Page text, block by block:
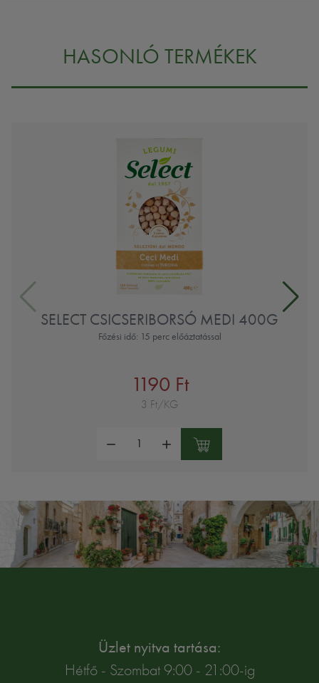
HASONLÓ TERMÉKEK
SELECT CSICSERIBORSÓ MEDI 400G
Főzési idő: 15 perc előáztatással
1190 Ft
3 Ft/KG
Üzlet nyitva tartása:
Hétfő - Szombat 9:00 - 21:00-ig